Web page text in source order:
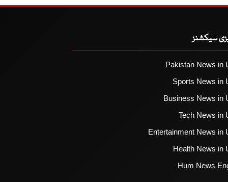
سیکشنز
Pakistan News in
Sports News in
Business News in
Tech News in
Entertainment News in
Health News in
Hum News